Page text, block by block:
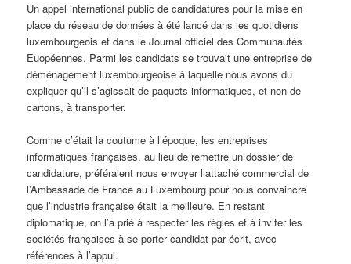
Un appel international public de candidatures pour la mise en
place du réseau de données à été lancé dans les quotidiens
luxembourgeois et dans le Journal officiel des Communautés
Euopéennes. Parmi les candidats se trouvait une entreprise de
déménagement luxembourgeoise à laquelle nous avons du
expliquer qu’il s’agissait de paquets informatiques, et non de
cartons, à transporter.
Comme c’était la coutume à l’époque, les entreprises
informatiques françaises, au lieu de remettre un dossier de
candidature, préféraient nous envoyer l’attaché commercial de
l’Ambassade de France au Luxembourg pour nous convaincre
que l’industrie française était la meilleure. En restant
diplomatique, on l’a prié à respecter les règles et à inviter les
sociétés françaises à se porter candidat par écrit, avec
références à l’appui.